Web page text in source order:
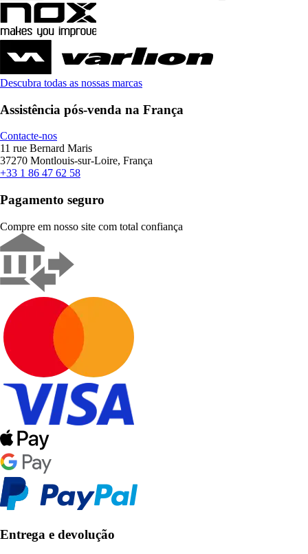
Descubra todas as nossas marcas
Assistência pós-venda na França
Contacte-nos
11 rue Bernard Maris
37270 Montlouis-sur-Loire, França
+33 1 86 47 62 58
Pagamento seguro
Compre em nosso site com total confiança
Entrega e devolução